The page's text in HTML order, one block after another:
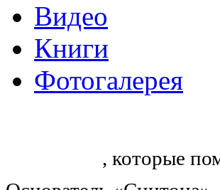
Видео
Книги
Фотогалерея
, которые